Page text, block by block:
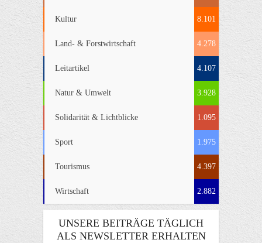
Kultur 8.101
Land- & Forstwirtschaft 4.278
Leitartikel 4.107
Natur & Umwelt 3.928
Solidarität & Lichtblicke 1.095
Sport 1.975
Tourismus 4.397
Wirtschaft 2.882
UNSERE BEITRÄGE TÄGLICH
ALS NEWSLETTER ERHALTEN